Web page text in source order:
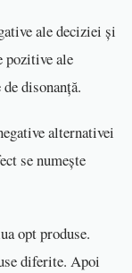
ale deciziei și
pozitive ale
disonanță.
alternativei
se numește
opt produse.
diferite. Apoi